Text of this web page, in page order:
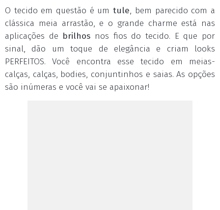
O tecido em questão é umtule, bem parecido com a
clássica meia arrastão, e o grande charme está nas
aplicações de brilhos nos fios do tecido. E que por
sinal, dão um toque de elegância e criam looks
PERFEITOS. Você encontra esse tecido em meias-
calças, calças, bodies, conjuntinhos e saias. As opções
são inúmeras e você vai se apaixonar!